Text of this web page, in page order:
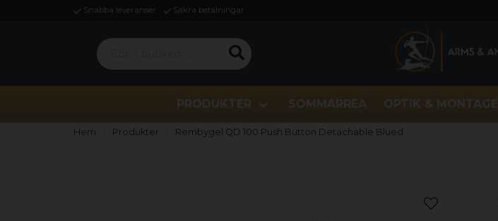
Snabba leveranser Säkra betalningar
Sök i butiken ...
PRODUKTER SOMMARREA OPTIK & MONTAGE
Hem Produkter Rembygel QD 100 Push Button Detachable Blued